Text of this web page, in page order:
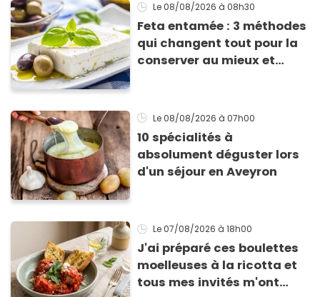
Le 08/08/2026 à 08h30
Feta entamée : 3 méthodes
qui changent tout pour la
conserver au mieux et
Le 08/08/2026 à 07h00
10 spécialités à
absolument déguster lors
d'un séjour en Aveyron
Le 07/08/2026 à 18h00
J'ai préparé ces boulettes
moelleuses à la ricotta et
tous mes invités m'ont